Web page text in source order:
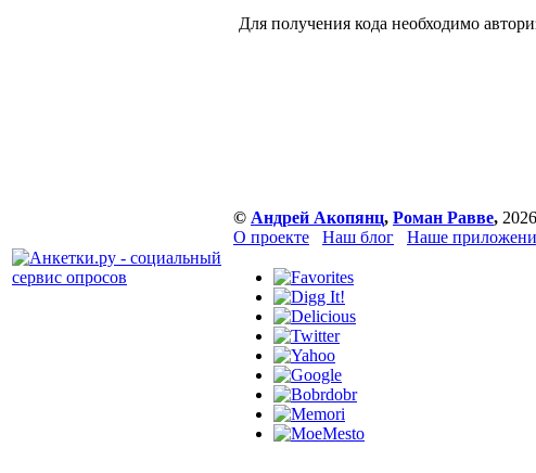
Для получения кода необходимо
© Андрей Акопянц, Роман Равве,
О проекте
Наш блог Наше